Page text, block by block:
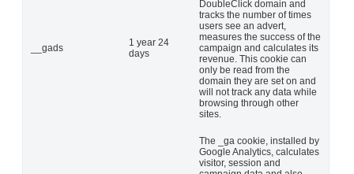
__gads
1 year 24
days
DoubleClick domain and
tracks the number of times
users see an advert,
measures the success of the
campaign and calculates its
revenue. This cookie can
only be read from the
domain they are set on and
will not track any data while
browsing through other
sites.
The _ga cookie, installed by
Google Analytics, calculates
visitor, session and